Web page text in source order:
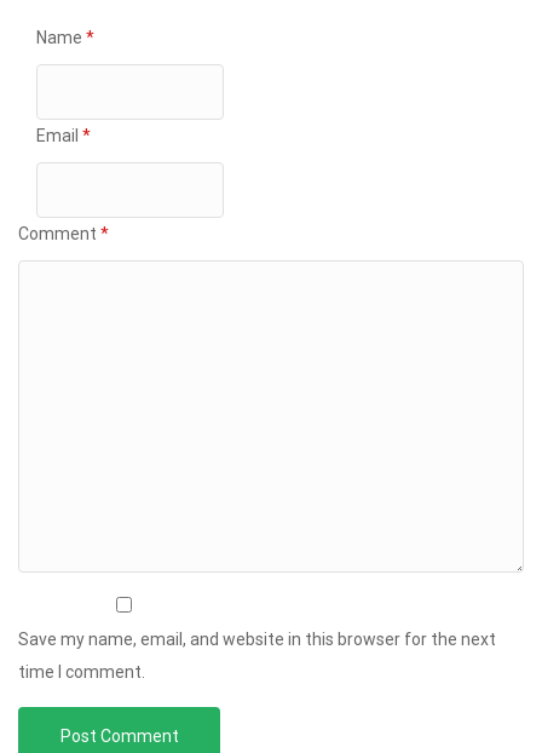
Name *
Email *
Comment *
Save my name, email, and website in this browser for the next
time I comment.